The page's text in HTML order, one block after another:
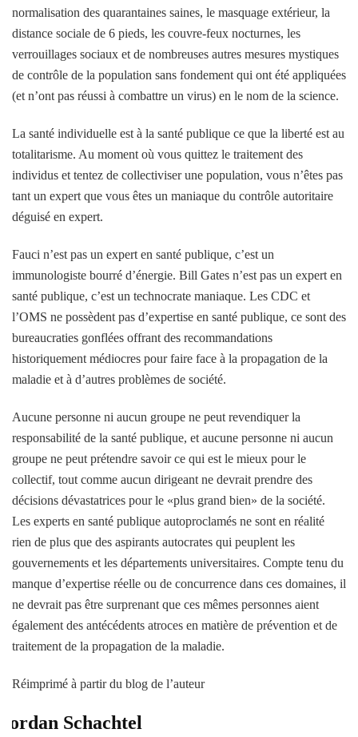
normalisation des quarantaines saines, le masquage extérieur, la
distance sociale de 6 pieds, les couvre-feux nocturnes, les
verrouillages sociaux et de nombreuses autres mesures mystiques
de contrôle de la population sans fondement qui ont été appliquées
(et n’ont pas réussi à combattre un virus) en le nom de la science.
La santé individuelle est à la santé publique ce que la liberté est au
totalitarisme. Au moment où vous quittez le traitement des
individus et tentez de collectiviser une population, vous n’êtes pas
tant un expert que vous êtes un maniaque du contrôle autoritaire
déguisé en expert.
Fauci n’est pas un expert en santé publique, c’est un
immunologiste bourré d’énergie. Bill Gates n’est pas un expert en
santé publique, c’est un technocrate maniaque. Les CDC et
l’OMS ne possèdent pas d’expertise en santé publique, ce sont des
bureaucraties gonflées offrant des recommandations
historiquement médiocres pour faire face à la propagation de la
maladie et à d’autres problèmes de société.
Aucune personne ni aucun groupe ne peut revendiquer la
responsabilité de la santé publique, et aucune personne ni aucun
groupe ne peut prétendre savoir ce qui est le mieux pour le
collectif, tout comme aucun dirigeant ne devrait prendre des
décisions dévastatrices pour le «plus grand bien» de la société.
Les experts en santé publique autoproclamés ne sont en réalité
rien de plus que des aspirants autocrates qui peuplent les
gouvernements et les départements universitaires. Compte tenu du
manque d’expertise réelle ou de concurrence dans ces domaines, il
ne devrait pas être surprenant que ces mêmes personnes aient
également des antécédents atroces en matière de prévention et de
traitement de la propagation de la maladie.
Réimprimé à partir du blog de l’auteur
Jordan Schachtel